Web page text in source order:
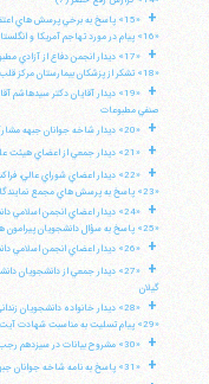
+
«15» پاسخ به برخي پرسش هاي اعتقادي و سياسي
«16» پيام در مورد تهاجم آمريكا و انگلستان به عراق
+
«17» ديدار انجمن دفاع از آزادي مطبوعات ايران
«18» تشكر از پزشكان بيمارستان مركز قلب تهران
+
«19» ديدار آقايان دكتر
صنفي مطبوعات
+ «20» ديدار شاخه جوانان جبهه مشاركت شرق تهران
+ «21» ديدار جمعي از اعضاي هيئت علمي دانشگاههاي: تربيت مدرس، تهران، علومپزشكي تهران و امام حسين (ع)
+
«22» ديدار اعضاي شوراي عالي، فراكسيون و دبيران استانهاي حزب همبستگي
«23» پاسخ به پرسش هاي مجمع نمايندگان اهل سنت
+
«24» ديدار اعضاي انجمن اسلامي دانشگاه صنعتي اصفهان
«25» پاسخ به سؤال دانشجويان پيرامون هجوم به خوابگاههاي دانشجويي
+ «26» ديدار اعضاي انجمن اسلامي دانشگاه تبريز
+
«27» ديدار جمعي از دانشجويان
گيلان
+
«28» ديدار خانواده دانشجويان زنداني و اعضاي انجمن اسلامي دانشجوياندانشگاه علامه طباطبايي
«29» پيام تسليت به مناسبت شهادت آيت الله سيد محمد باقر حكيم
+ «30» مشروح بيانات در سيزدهم رجب 1424 ق سالروز ولادت با سعادت مولااميرالمؤمنين حضرت علي (ع)
+ «31» پاسخ به نامه شاخه جوانان جبهه مشاركت ايران اسلامي